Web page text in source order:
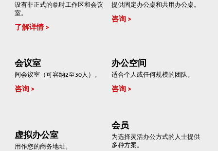
设有非正式的临时工作区和会议
室。
了解详情
提供固定办公桌和共用办公桌。
咨询
会议室
间会议室（可容纳2至30人）。
咨询
办公空间
适合个人或任何规模的团队。
咨询
虚拟办公室
用作您的商务地址。
会员
为选择灵活办公方式的人士提供
多种方案。